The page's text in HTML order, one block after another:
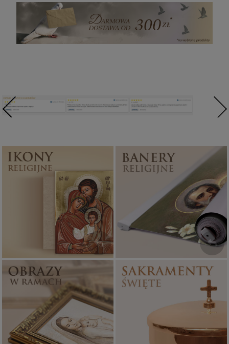
Ikony religijne
PONAD 400
WZORÓW
Banery religijne
ZOBACZ
Obrazy religijne
PIĘKNE
WZORY
Sakramenty Święte